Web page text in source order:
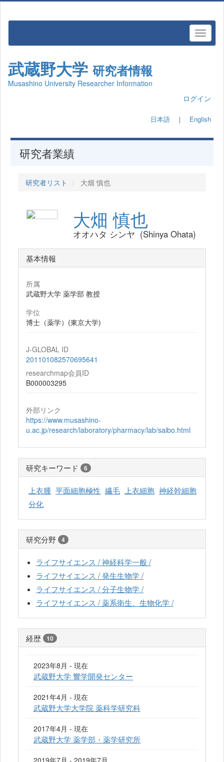
武蔵野大学 研究者情報
Musashino University Researcher Information
ログイン
日本語 ｜ English
研究者業績
研究者リスト 大畑 慎也
大畑 慎也
オオハタ シンヤ (Shinya Ohata)
基本情報
所属
武蔵野大学 薬学部 教授
学位
博士（薬学）(東京大学)
J-GLOBAL ID
201101082570695641
researchmap会員ID
B000003295
外部リンク
https://www.musashino-
u.ac.jp/research/laboratory/pharmacy/lab/saibo.html
研究キーワード 6
上衣腫 平面細胞極性 繊毛 上衣細胞 神経幹細胞
分化
研究分野 4
ライフサイエンス / 神経科学一般 /
ライフサイエンス / 発生生物学 /
ライフサイエンス / 分子生物学 /
ライフサイエンス / 薬系衛生、生物化学 /
経歴 10
2023年8月 - 現在
武蔵野大学 響学開発センター
2021年4月 - 現在
武蔵野大学大学院 薬科学研究科
2017年4月 - 現在
武蔵野大学 薬学部・薬学研究所
2019年7月 - 2019年7月